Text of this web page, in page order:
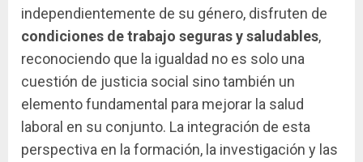
independientemente de su género, disfruten de
condiciones de trabajo seguras y saludables,
reconociendo que la igualdad no es solo una
cuestión de justicia social sino también un
elemento fundamental para mejorar la salud
laboral en su conjunto. La integración de esta
perspectiva en la formación, la investigación y las